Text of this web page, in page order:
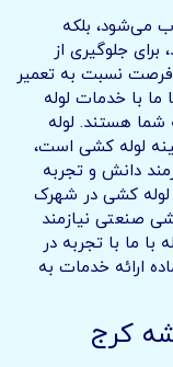
می‌شود، بلکه
جلوگیری از
نسبت به تعمیر
ما با خدمات لوله
هستند. لوله
لوله کشی است،
دانش و تجربه
لوله کشی در شهرک
صنعتی نیازمند
ما با تجربه در
ارائه خدمات به
کرج